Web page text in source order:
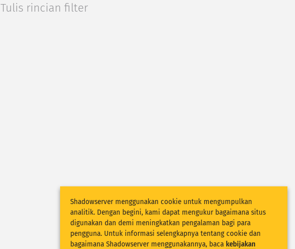
Tulis rincian filter
Shadowserver menggunakan cookie untuk mengumpulkan
analitik. Dengan begini, kami dapat mengukur bagaimana situs
digunakan dan demi meningkatkan pengalaman bagi para
pengguna. Untuk informasi selengkapnya tentang cookie dan
bagaimana Shadowserver menggunakannya, baca kebijakan